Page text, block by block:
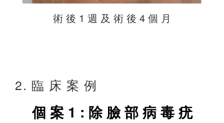
術 後 1 週 及 術 後 4 個 月
2. 臨 床 案 例
個 案 1 : 除 臉 部 病 毒 疣